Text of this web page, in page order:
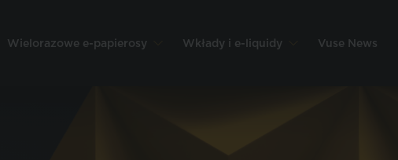
Wielorazowe e-papierosy Wkłady i e-liquidy Vuse News